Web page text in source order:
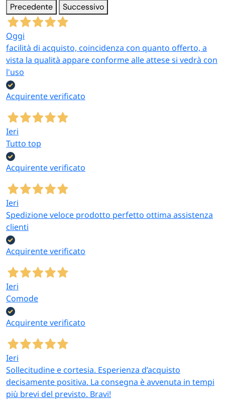
Precedente Successivo
Oggi
facilità di acquisto, coincidenza con quanto offerto, a
vista la qualità appare conforme alle attese si vedrà con
l'uso
Acquirente verificato
Ieri
Tutto top
Acquirente verificato
Ieri
Spedizione veloce prodotto perfetto ottima assistenza
clienti
Acquirente verificato
Ieri
Comode
Acquirente verificato
Ieri
Sollecitudine e cortesia. Esperienza d’acquisto
decisamente positiva. La consegna è avvenuta in tempi
più brevi del previsto. Bravi!